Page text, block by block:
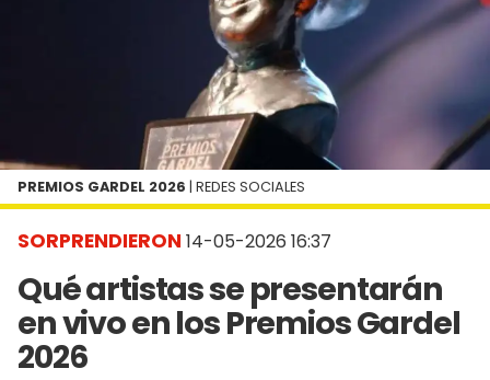
SORPRENDIERON 14-05-2026 16:37
Qué artistas se presentarán
en vivo en los Premios Gardel
2026
PREMIOS GARDEL 2026 | REDES SOCIALES